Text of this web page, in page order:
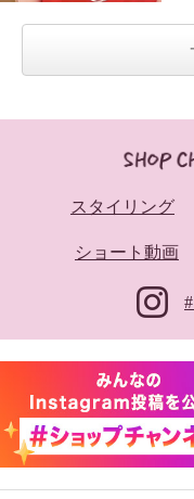
スタイリング
ショート動画